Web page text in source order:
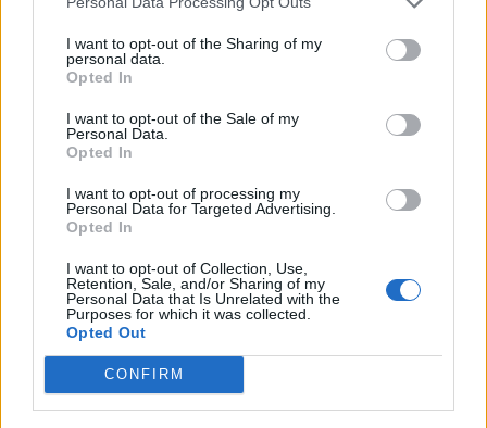
I want to opt-out of the Sharing of my
personal data.
Opted In
I want to opt-out of the Sale of my
Personal Data.
Opted In
I want to opt-out of processing my
Personal Data for Targeted Advertising.
Opted In
I want to opt-out of Collection, Use,
Retention, Sale, and/or Sharing of my
Personal Data that Is Unrelated with the
Purposes for which it was collected.
Opted Out
CONFIRM
Ню Йорк стана 14-ият щат на САЩ, в
който е разрешена евтаназията
06.08.2026 / 16:00